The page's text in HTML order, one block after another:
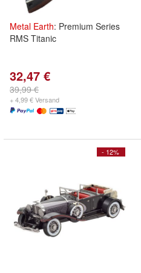
Metal Earth: Premium Series
RMS Titanic
32,47 €
39,99 €
+ 4,99 € Versand
- 12%